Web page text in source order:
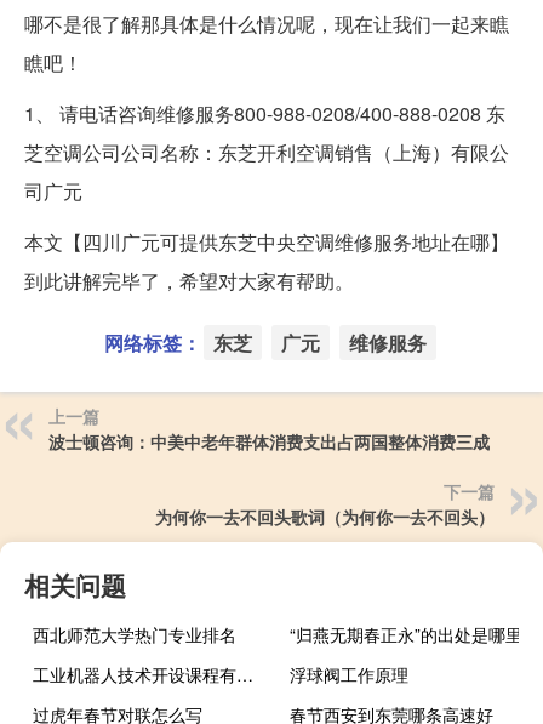
哪不是很了解那具体是什么情况呢，现在让我们一起来瞧
瞧吧！
1、 请电话咨询维修服务800-988-0208/400-888-0208 东
芝空调公司公司名称：东芝开利空调销售（上海）有限公
司广元
本文【四川广元可提供东芝中央空调维修服务地址在哪】
到此讲解完毕了，希望对大家有帮助。
网络标签： 东芝 广元 维修服务
上一篇
波士顿咨询：中美中老年群体消费支出占两国整体消费三成
下一篇
为何你一去不回头歌词（为何你一去不回头）
相关问题
西北师范大学热门专业排名
“归燕无期春正永”的出处是哪里
工业机器人技术开设课程有哪些
浮球阀工作原理
过虎年春节对联怎么写
春节西安到东莞哪条高速好